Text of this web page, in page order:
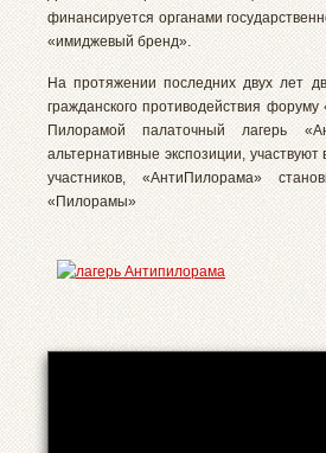
финансируется органами
«имиджевый бренд».
На протяжении последних двух лет
гражданского противодействия
Пилорамой палаточный лагерь
альтернативные экспозиции,
участников, «АнтиПилорама»
«Пилорамы»